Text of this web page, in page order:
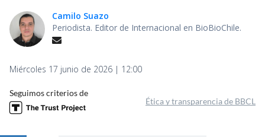
Camilo Suazo
Periodista. Editor de Internacional en BioBioChile.
Miércoles 17 junio de 2026 | 12:00
Seguimos criterios de
Ética y transparencia de BBCL